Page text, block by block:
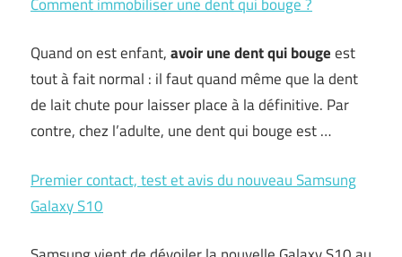
Quand on est enfant,avoir une dent qui bougeest
tout à fait normal : il faut quand même que la dent
de lait chute pour laisser place à la définitive. Par
contre, chez l’adulte, une dent qui bouge est …
Premier contact, test et avis du nouveau Samsung
Galaxy S10